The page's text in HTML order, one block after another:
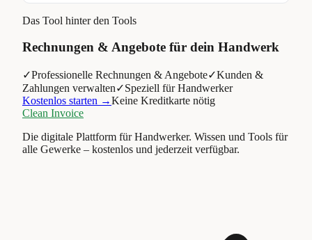
Das Tool hinter den Tools
Rechnungen & Angebote für dein Handwerk
✓Professionelle Rechnungen & Angebote✓Kunden &
Zahlungen verwalten✓Speziell für Handwerker
Kostenlos starten →Keine Kreditkarte nötig
Clean Invoice
Die digitale Plattform für Handwerker. Wissen und Tools für
alle Gewerke – kostenlos und jederzeit verfügbar.